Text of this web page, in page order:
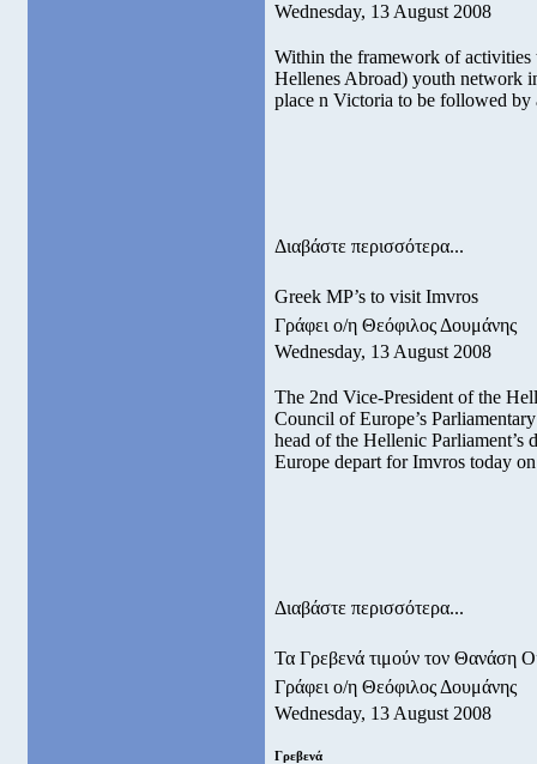
Wednesday, 13 August 2008
Within the framework of
Hellenes Abroad) youth network
place n Victoria to be followed
Διαβάστε περισσότερα...
Greek MP’s to visit Imvros
Γράφει ο/η Θεόφιλος Δουμάνης
Wednesday, 13 August 2008
The 2nd Vice-President of the
Council of Europe’s
head of the Hellenic Parliament’s
Europe depart for Imvros today
Διαβάστε περισσότερα...
Τα Γρεβενά τιμούν τον Θανάση
Γράφει ο/η Θεόφιλος Δουμάνης
Wednesday, 13 August 2008
Γρεβενά